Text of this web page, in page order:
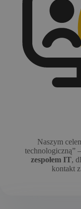
Naszym
technologiczną”
zespołem IT,
kontakt